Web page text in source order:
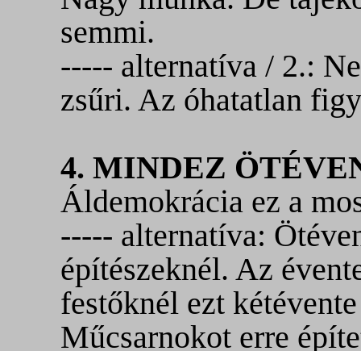
semmi.
----- alternatíva / 2.:
zsűri. Az óhatatlan
4. MINDEZ
Áldemokrácia ez a
----- alternatíva:
építészeknél. Az
festőknél ezt
Műcsarnokot erre